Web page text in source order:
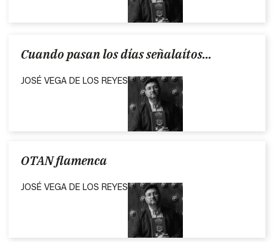
Cuando pasan los días señalaítos...
JOSÉ VEGA DE LOS REYES
OTAN flamenca
JOSÉ VEGA DE LOS REYES